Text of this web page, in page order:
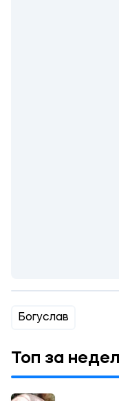
Богуслав
Топ за